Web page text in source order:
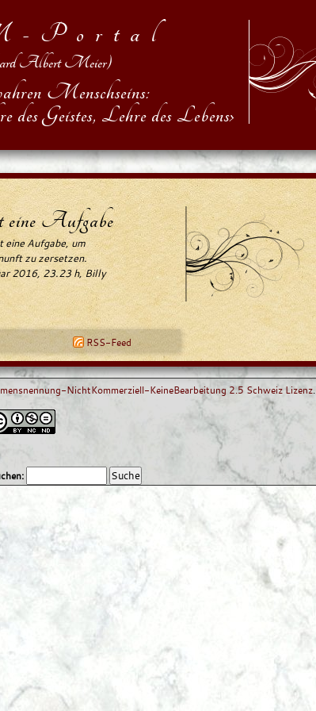
Portal
Albert Meier)
Menschseins:
Geistes, Lehre des Lebens›
eine Aufgabe
eine Aufgabe, um
zu zersetzen.
2016, 23.23 h, Billy
RSS-Feed
NichtKommerziell-KeineBearbeitung 2.5 Schweiz Lizenz.